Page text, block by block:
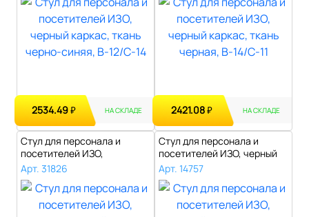
2534.49₽ НА СКЛАДЕ 2421.08₽ НА СКЛАДЕ
Стул для персонала и
посетителей ИЗО,
хромированный кар..
Арт. 31826
Стул для персонала и
посетителей ИЗО, черный
каркас, се..
Арт. 14757